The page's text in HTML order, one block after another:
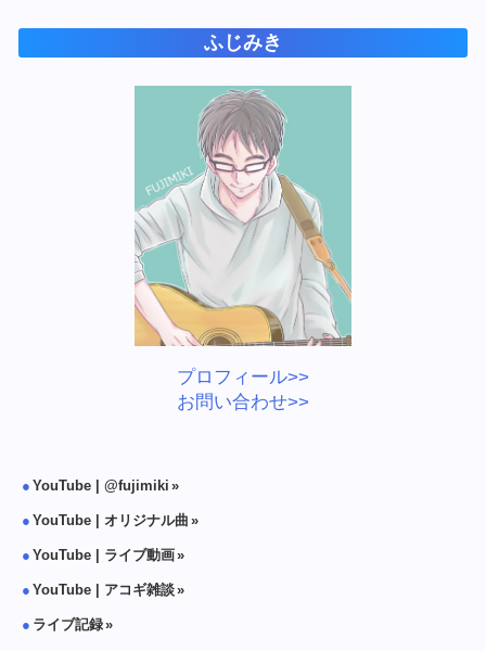
ふじみき
プロフィール>>
お問い合わせ>>
YouTube | @fujimiki
YouTube | オリジナル曲
YouTube | ライブ動画
YouTube | アコギ雑談
ライブ記録